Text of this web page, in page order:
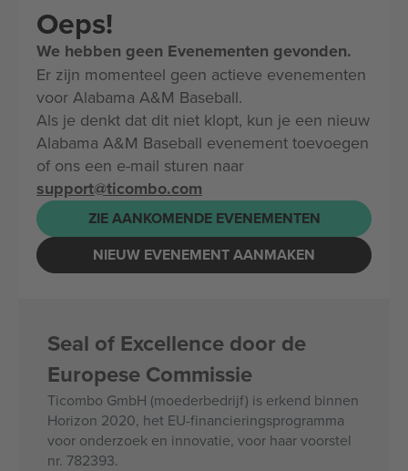
Oeps!
We hebben geen Evenementen gevonden.
Er zijn momenteel geen actieve evenementen
voor Alabama A&M Baseball.
Als je denkt dat dit niet klopt, kun je een nieuw
Alabama A&M Baseball evenement toevoegen
of ons een e-mail sturen naar
support@ticombo.com
ZIE AANKOMENDE EVENEMENTEN
NIEUW EVENEMENT AANMAKEN
Seal of Excellence door de
Europese Commissie
Ticombo GmbH (moederbedrijf) is erkend binnen
Horizon 2020, het EU-financieringsprogramma
voor onderzoek en innovatie, voor haar voorstel
nr. 782393.